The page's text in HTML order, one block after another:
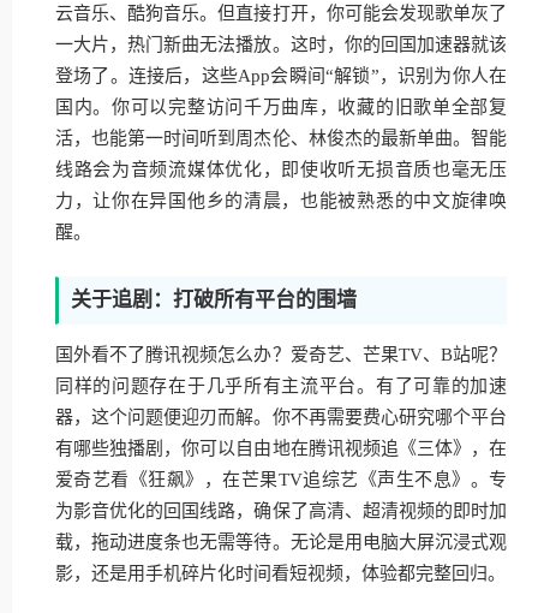
云音乐、酷狗音乐。但直接打开，你可能会发现歌单灰了
一大片，热门新曲无法播放。这时，你的回国加速器就该
登场了。连接后，这些App会瞬间“解锁”，识别为你人在
国内。你可以完整访问千万曲库，收藏的旧歌单全部复
活，也能第一时间听到周杰伦、林俊杰的最新单曲。智能
线路会为音频流媒体优化，即使收听无损音质也毫无压
力，让你在异国他乡的清晨，也能被熟悉的中文旋律唤
醒。
关于追剧：打破所有平台的围墙
国外看不了腾讯视频怎么办？爱奇艺、芒果TV、B站呢？
同样的问题存在于几乎所有主流平台。有了可靠的加速
器，这个问题便迎刃而解。你不再需要费心研究哪个平台
有哪些独播剧，你可以自由地在腾讯视频追《三体》，在
爱奇艺看《狂飙》，在芒果TV追综艺《声生不息》。专
为影音优化的回国线路，确保了高清、超清视频的即时加
载，拖动进度条也无需等待。无论是用电脑大屏沉浸式观
影，还是用手机碎片化时间看短视频，体验都完整回归。